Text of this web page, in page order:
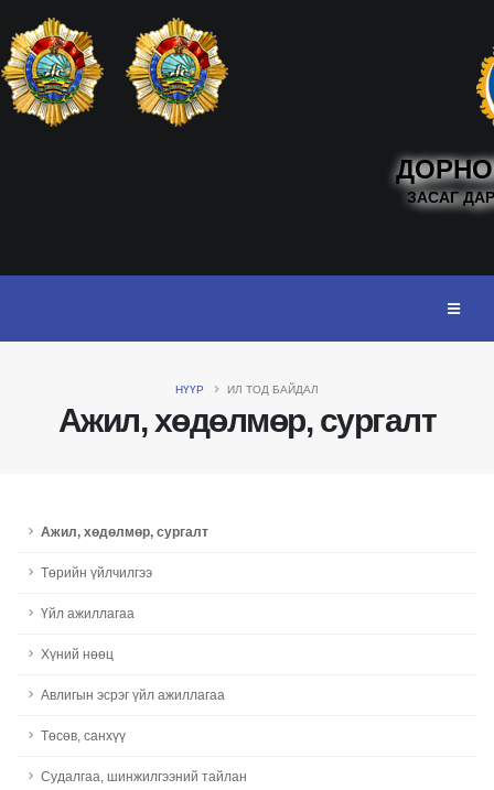
ЗАСАГ
НҮҮР ИЛ ТОД БАЙДАЛ
Ажил, хөдөлмөр, сургалт
Ажил, хөдөлмөр, сургалт
Төрийн үйлчилгээ
Үйл ажиллагаа
Хүний нөөц
Авлигын эсрэг үйл ажиллагаа
Төсөв, санхүү
Судалгаа, шинжилгээний тайлан